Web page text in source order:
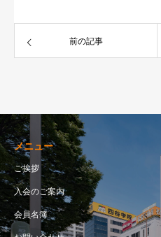
前の記事
メニュー
ご挨拶
入会のご案内
会員名簿